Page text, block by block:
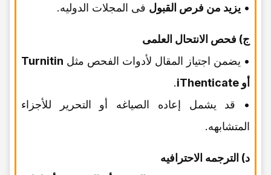
• یزید من فرص القبول فی المجلات الدولیه.
ج) فحص الانتحال العلمی
• یضمن اجتیاز المقال لأدوات الفحص مثل Turnitin
أو iThenticate
.
• قد یشمل إعاده الصیاغه أو التحریر للأجزاء
المتشابهه.
د) الترجمه الاحترافیه